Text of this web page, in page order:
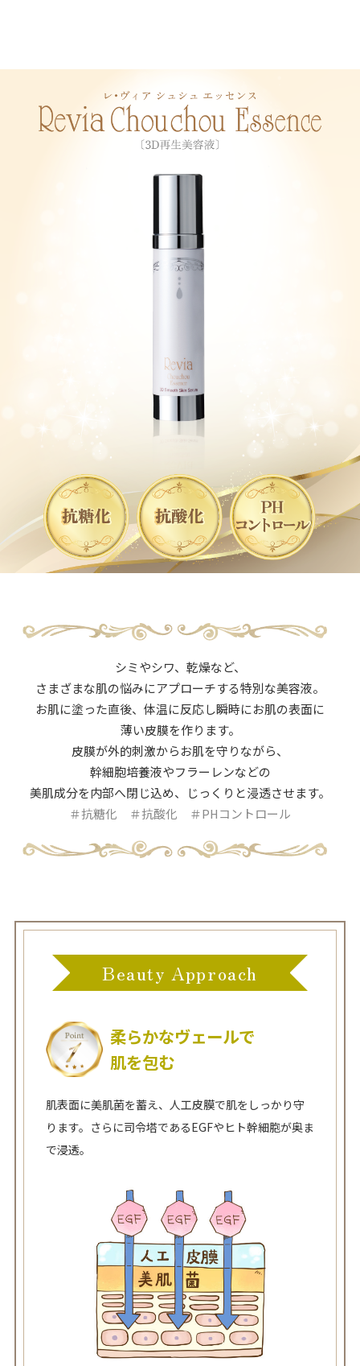
シミやシワ、乾燥など、
さまざまな肌の悩みにアプローチする特別な美容液。
お肌に塗った直後、体温に反応し瞬時にお肌の表面に
薄い皮膜を作ります。
皮膜が外的刺激からお肌を守りながら、
幹細胞培養液やフラーレンなどの
美肌成分を内部へ閉じ込め、じっくりと浸透させます。
＃抗糖化 ＃抗酸化 ＃PHコントロール
Beauty Approach
柔らかなヴェールで
肌を包む
肌表面に美肌菌を蓄え、人工皮膜で肌をしっかり守
ります。さらに司令塔であるEGFやヒト幹細胞が奥ま
で浸透。